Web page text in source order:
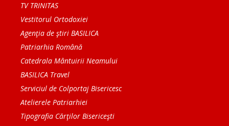
TV TRINITAS
Vestitorul Ortodoxiei
Agenţia de ştiri BASILICA
Patriarhia Română
Catedrala Mântuirii Neamului
BASILICA Travel
Serviciul de Colportaj Bisericesc
Atelierele Patriarhiei
Tipografia Cărţilor Bisericeşti